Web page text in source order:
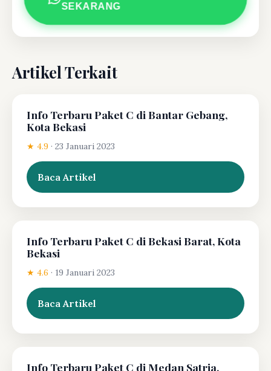
SEKARANG
Artikel Terkait
Info Terbaru Paket C di Bantar Gebang,
Kota Bekasi
★ 4.9 · 23 Januari 2023
Baca Artikel
Info Terbaru Paket C di Bekasi Barat, Kota
Bekasi
★ 4.6 · 19 Januari 2023
Baca Artikel
Info Terbaru Paket C di Medan Satria,